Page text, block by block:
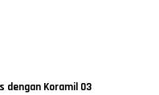
dengan Koramil 03